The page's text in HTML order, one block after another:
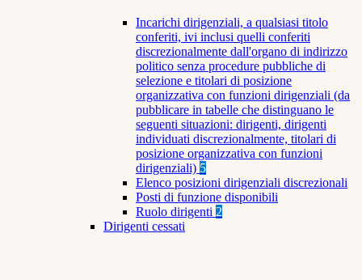
Incarichi dirigenziali, a qualsiasi titolo
conferiti, ivi inclusi quelli conferiti
discrezionalmente dall'organo di indirizzo
politico senza procedure pubbliche di
selezione e titolari di posizione
organizzativa con funzioni dirigenziali (da
pubblicare in tabelle che distinguano le
seguenti situazioni: dirigenti, dirigenti
individuati discrezionalmente, titolari di
posizione organizzativa con funzioni
dirigenziali) 5
Elenco posizioni dirigenziali discrezionali
Posti di funzione disponibili
Ruolo dirigenti 2
Dirigenti cessati